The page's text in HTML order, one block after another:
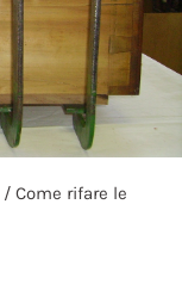
/ Come rifare le